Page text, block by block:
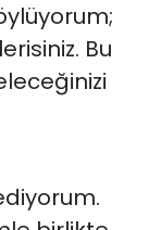
Bu